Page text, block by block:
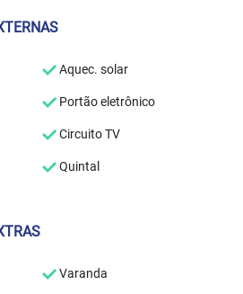
Aquec. solar
Portão eletrônico
Circuito TV
Quintal
Varanda